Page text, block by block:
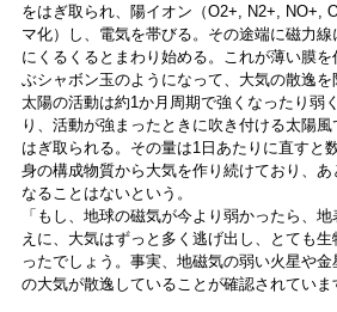
をはぎ取られ、陽イオン（O2+, N2+, NO+,
マ化）し、電気を帯びる。その途端に磁力
にくるくるとまわり始める。これが薄い膜
ぶシャボン玉のようになって、大気の散逸を
太陽の活動は約1か月周期で強くなったり弱
り、活動が強まったときに吹き付ける太陽
はぎ取られる。その量は1日あたりに直すと
身の構成物質から大気を作り続けており、あ
なることはないという。
「もし、地球の磁気が今より弱かったら、
えに、大気はずっと多く逃げ出し、とても
ったでしょう。事実、地磁気の弱い火星や
の大気が散逸していることが確認されていま